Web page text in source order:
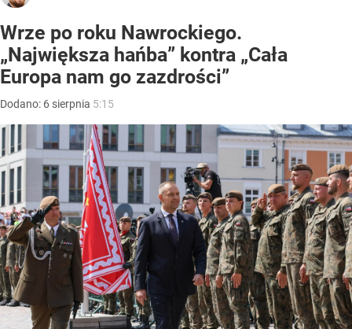
Wrze po roku Nawrockiego.
„Największa hańba” kontra „Cała
Europa nam go zazdrości”
Dodano: 6 sierpnia 5:15